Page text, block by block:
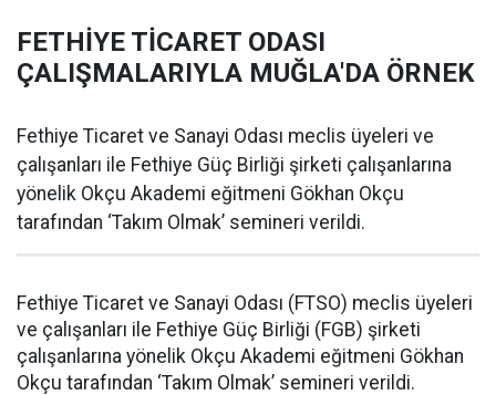
FETHİYE TİCARET ODASI
ÇALIŞMALARIYLA MUĞLA'DA ÖRNEK
Fethiye Ticaret ve Sanayi Odası meclis üyeleri ve
çalışanları ile Fethiye Güç Birliği şirketi çalışanlarına
yönelik Okçu Akademi eğitmeni Gökhan Okçu
tarafından ‘Takım Olmak’ semineri verildi.
Fethiye Ticaret ve Sanayi Odası (FTSO) meclis üyeleri
ve çalışanları ile Fethiye Güç Birliği (FGB) şirketi
çalışanlarına yönelik Okçu Akademi eğitmeni Gökhan
Okçu tarafından ‘Takım Olmak’ semineri verildi.